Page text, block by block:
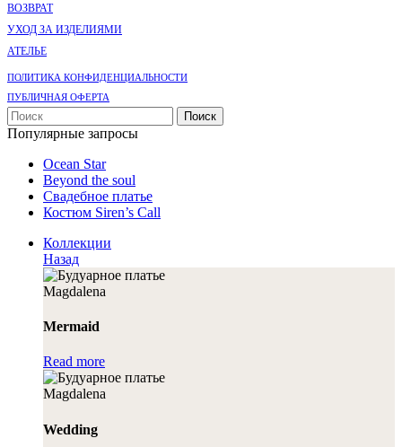
ВОЗВРАТ
УХОД ЗА ИЗДЕЛИЯМИ
АТЕЛЬЕ
ПОЛИТИКА КОНФИДЕНЦИАЛЬНОСТИ
ПУБЛИЧНАЯ ОФЕРТА
Поиск
Популярные запросы
Ocean Star
Beyond the soul
Свадебное платье
Костюм Siren’s Call
Коллекции
Назад
Mermaid
Read more
Wedding